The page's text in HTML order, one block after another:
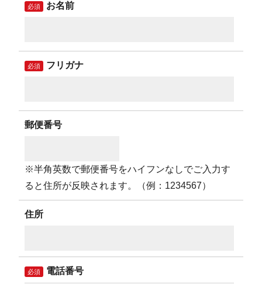
必須 お名前
必須 フリガナ
郵便番号
※半角英数で郵便番号をハイフンなしでご入力す
ると住所が反映されます。（例：1234567）
住所
必須 電話番号